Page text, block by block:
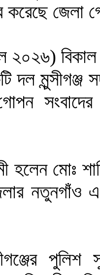
জেলা
বিকাল
দল মুন্সীগঞ্জ
সংবাদের
হলেন মোঃ
নতুনগাঁও